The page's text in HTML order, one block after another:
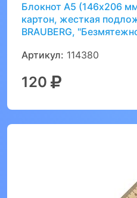
Блокнот А5 (146х206
картон, жесткая
BRAUBERG,
Артикул: 114380
120